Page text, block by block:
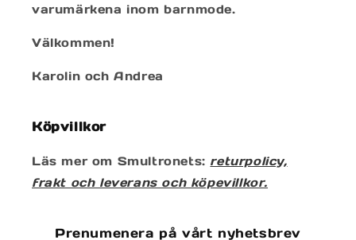
varumärkena inom barnmode.
Välkommen!
Karolin och Andrea
Köpvillkor
Läs mer om Smultronets: returpolicy,
frakt och leverans och köpevillkor.
Prenumenera på vårt nyhetsbrev